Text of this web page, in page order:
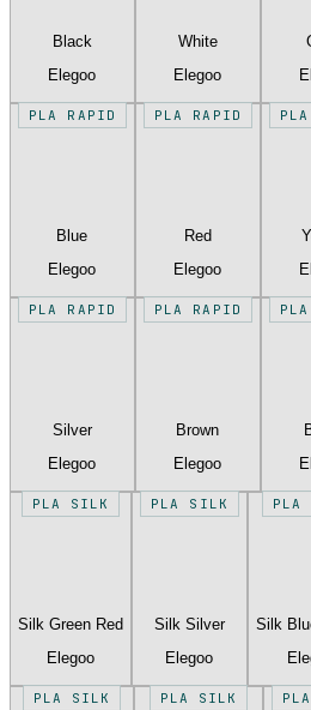
Black
Elegoo
White
Elegoo
PLA RAPID
Blue
Elegoo
PLA RAPID
Red
Elegoo
PLA RAPID
Silver
Elegoo
PLA RAPID
Brown
Elegoo
PLA SILK
Silk Green Red
Elegoo
PLA SILK
Silk Silver
Elegoo
PLA
Silk
PLA SILK PLA SILK